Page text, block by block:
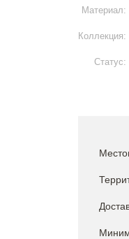
Материал:
Коллекция:
Статус: